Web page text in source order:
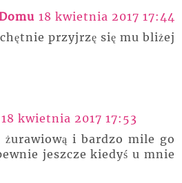
18 kwietnia 2017 17:44
przyjrzę się mu bliżej
18 kwietnia 2017 17:53
żurawiową i bardzo mile go
jeszcze kiedyś u mnie